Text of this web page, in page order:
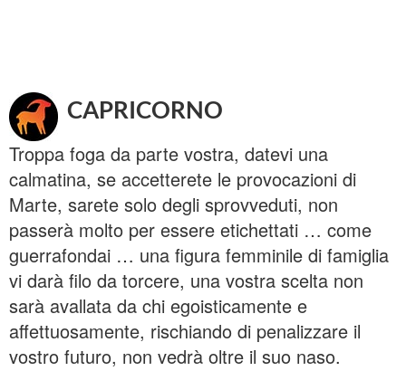
CAPRICORNO
Troppa foga da parte vostra, datevi una
calmatina, se accetterete le provocazioni di
Marte, sarete solo degli sprovveduti, non
passerà molto per essere etichettati … come
guerrafondai … una figura femminile di famiglia
vi darà filo da torcere, una vostra scelta non
sarà avallata da chi egoisticamente e
affettuosamente, rischiando di penalizzare il
vostro futuro, non vedrà oltre il suo naso.